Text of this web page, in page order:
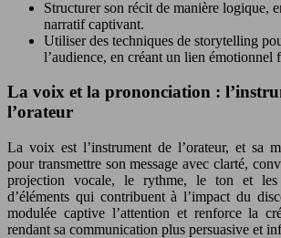
Structurer son récit de manière logique,
narratif captivant.
Utiliser des techniques de storytelling
l’audience, en créant un lien émotionnel
La voix et la prononciation :
l’orateur
La voix est l’instrument de l’orateur, et sa
pour transmettre son message avec clarté,
projection vocale, le rythme, le ton et les
d’éléments qui contribuent à l’impact du
modulée captive l’attention et renforce la
rendant sa communication plus persuasive et